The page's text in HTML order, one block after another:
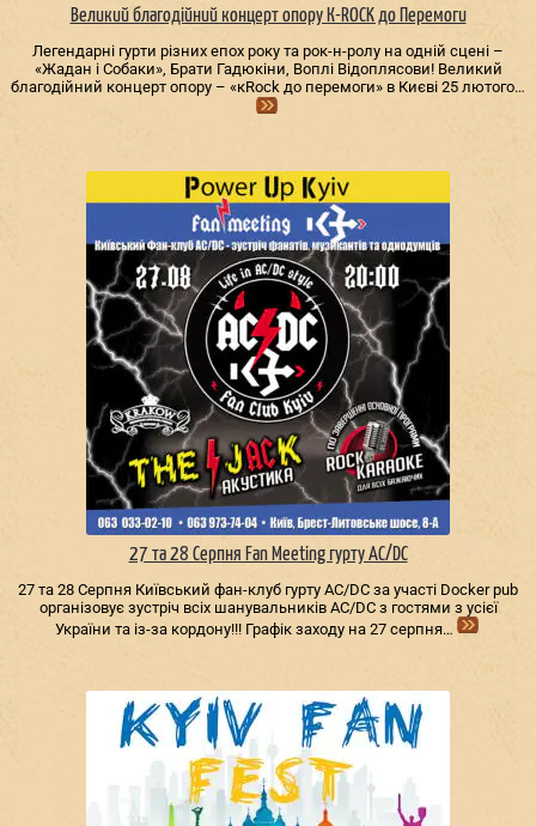
Великий благодійний концерт опору К-ROCK до Перемоги
Легендарні гурти різних епох року та рок-н-ролу на одній сцені –
«Жадан і Собаки», Брати Гадюкіни, Воплі Відоплясови! Великий
благодійний концерт опору – «кRock до перемоги» в Києві 25 лютого…
27 та 28 Серпня Fan Meeting гурту AC/DС
27 та 28 Серпня Київський фан-клуб гурту AC/DС за участі Docker pub
організовує зустріч всіх шанувальників AC/DС з гостями з усієї
України та із-за кордону!!! Графік заходу на 27 серпня…